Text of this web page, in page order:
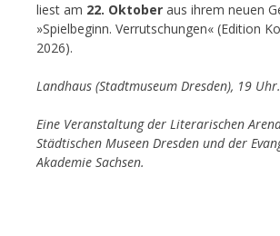
liest am 22. Oktober aus ihrem neuen
»Spielbeginn. Verrutschungen« (Edition
2026).
Landhaus (Stadtmuseum Dresden), 19 Uhr.
Eine Veranstaltung der Literarischen
Städtischen Museen Dresden und der
Akademie Sachsen.